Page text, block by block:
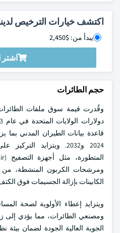
اكتشف خيارات الترخيص
يبدأ من: $2,450
اشتر
حجم الطائرات
2024 و2032. ويتزايد
ومرشحات الكربون المنشطة،
الكابينات بإزالة الجسيمات فوق
ويتزايد إعطاء الأولوية لصحة
ومصنعي الطائرات، مما يؤدي إلى
الجوية العالية الجودة لضمان بيئة